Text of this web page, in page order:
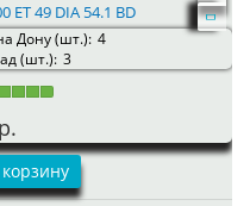
ET 49 DIA 54.1 BD
Дону (шт.): 4
(шт.): 3